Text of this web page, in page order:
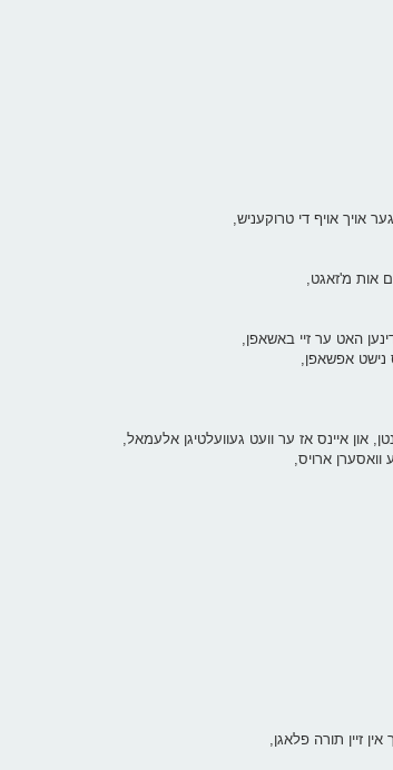
אויך אויף די טרוקעניש,
אות מ'זאגט,
האט ער זיי באשאפן,
נישט אפשאפן,
און איינס אז ער וועט געוועלטיגן אלעמאל,
וואסערן ארויס,
זיין תורה פלאגן,